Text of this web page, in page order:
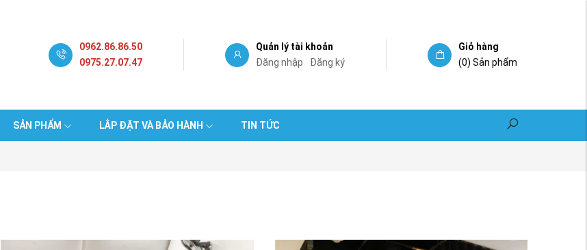
0962.86.86.50
0975.27.07.47
Quản lý tài khoản
Đăng nhập
Đăng ký
Giỏ hàng
(0) Sản phẩm
SẢN PHẨM LẮP ĐẶT VÀ BẢO HÀNH TIN TỨC